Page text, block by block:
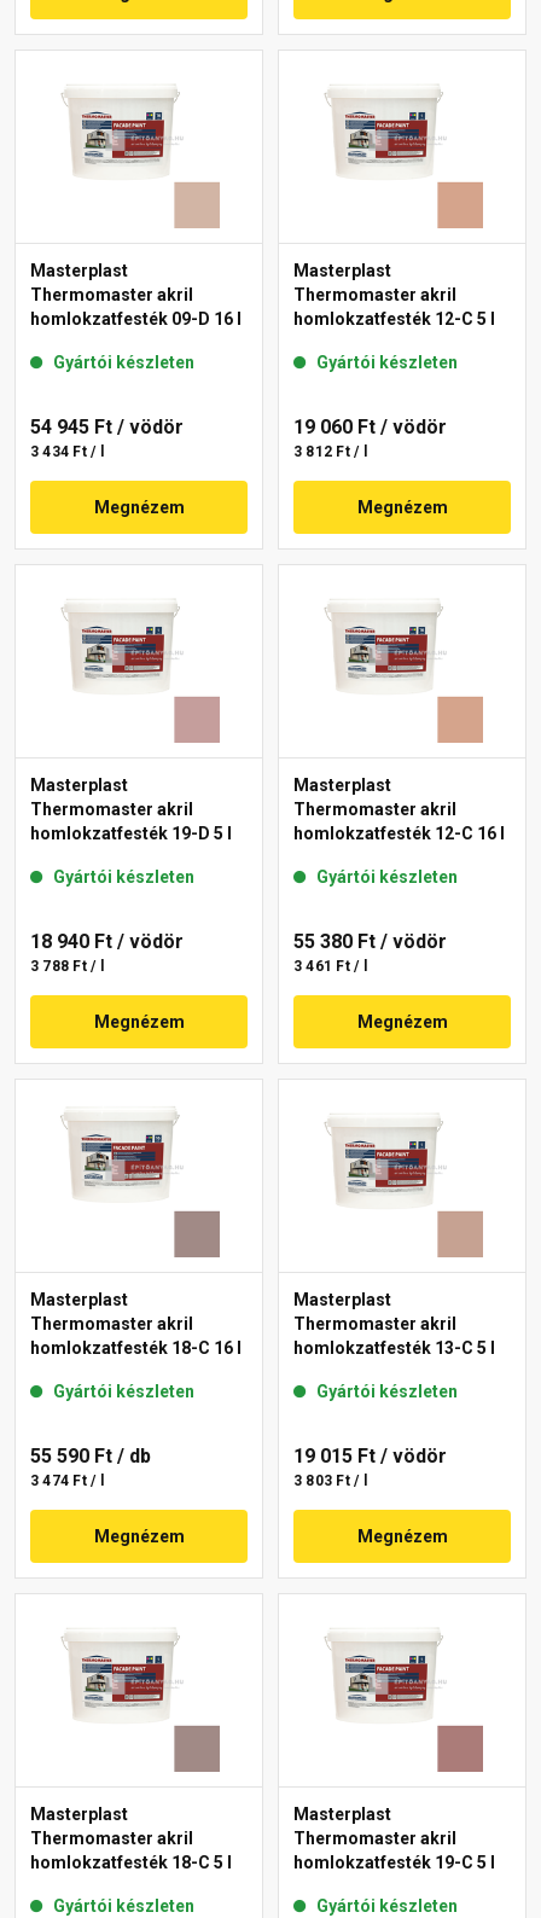
Masterplast
Thermomaster akril
homlokzatfesték 09-D 16 l
Gyártói készleten
54 945 Ft / vödör
3 434 Ft / l
Megnézem
Masterplast
Thermomaster akril
homlokzatfesték 12-C 5 l
Gyártói készleten
19 060 Ft / vödör
3 812 Ft / l
Megnézem
Masterplast
Thermomaster akril
homlokzatfesték 19-D 5 l
Gyártói készleten
18 940 Ft / vödör
3 788 Ft / l
Megnézem
Masterplast
Thermomaster akril
homlokzatfesték 12-C 16 l
Gyártói készleten
55 380 Ft / vödör
3 461 Ft / l
Megnézem
Masterplast
Thermomaster akril
homlokzatfesték 18-C 16 l
Gyártói készleten
55 590 Ft / db
3 474 Ft / l
Megnézem
Masterplast
Thermomaster akril
homlokzatfesték 13-C 5 l
Gyártói készleten
19 015 Ft / vödör
3 803 Ft / l
Megnézem
Masterplast
Thermomaster akril
homlokzatfesték 18-C 5 l
Gyártói készleten
Masterplast
Thermomaster akril
homlokzatfesték 19-C 5 l
Gyártói készleten